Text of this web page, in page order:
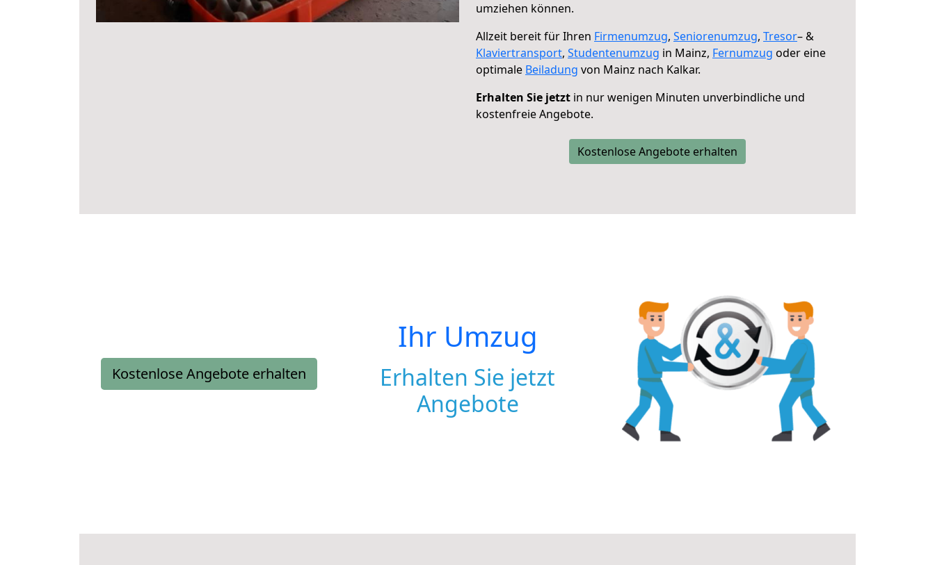
umziehen können.
Allzeit bereit für Ihren Firmenumzug, Seniorenumzug, Tresor– &
Klaviertransport, Studentenumzug in Mainz, Fernumzug oder eine
optimale Beiladung von Mainz nach Kalkar.
Erhalten Sie jetzt in nur wenigen Minuten unverbindliche und
kostenfreie Angebote.
Kostenlose Angebote erhalten
Kostenlose Angebote erhalten
Ihr Umzug
Erhalten Sie jetzt
Angebote